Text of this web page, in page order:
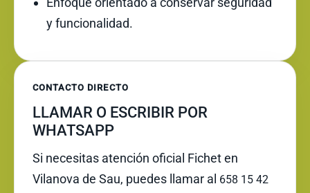
y funcionalidad.
CONTACTO DIRECTO
LLAMAR O ESCRIBIR POR
WHATSAPP
Si necesitas atención oficial Fichet en
Vilanova de Sau, puedes llamar al 658 15 42